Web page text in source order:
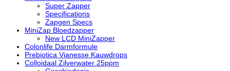
Super Zapper
Specifications
Zapgen Specs
MiniZap Bloedzapper
New LCD MiniZapper
Colonlife Darmformule
Prebiotica Vianesse Kauwdrops
Colloidaal Zilverwater 25ppm